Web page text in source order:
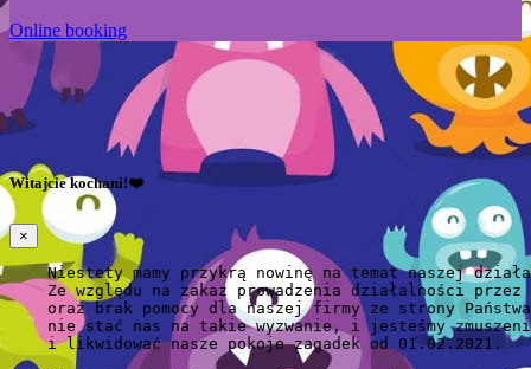
Online booking
Witajcie kochani!❤️
×
Niestety mamy przykrą nowinę na temat naszej
Ze względu na zakaz prowadzenia działalności przez
oraz brak pomocy dla naszej firmy ze strony
nie stać nas na takie wyzwanie, i jesteśmy
    i likwidować nasze pokoje zagadek od 01.02.2021.